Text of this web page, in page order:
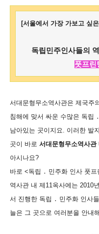
기념전시회
[서울에서 가장 가보고 싶
독립민주인사들의
풋프린
서대문형무소역사관은 제국주
침해에 맞서 싸운 수많은 독립
남아있는 곳이지요. 이러한 발
곳이 바로 서대문형무소역사관
아시나요?
바로 <독립 ․ 민주화 인사 풋
역사관 내 제11옥사에는 2010
서 진행한 독립 ․ 민주화 인사
늘은 그 곳으로 여러분을 안내